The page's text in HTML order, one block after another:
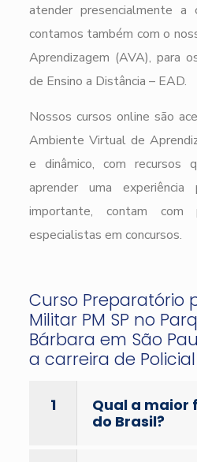
atender presencialmente a
contamos também com o
Aprendizagem (AVA), para
de Ensino a Distância – EAD.
Nossos cursos online são
Ambiente Virtual de
e dinâmico, com
aprender uma
importante, contam com
especialistas em concursos.
Curso Preparatório
Militar PM SP no
Bárbara em São
a carreira de
1
Qual a maior
do Brasil?